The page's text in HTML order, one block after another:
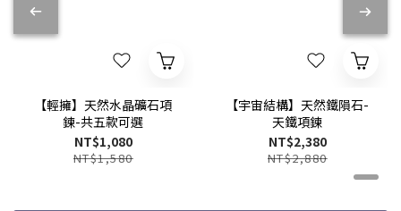
【輕擁】天然水晶礦石項
鍊-共五款可選
NT$1,080
NT$1,580
【宇宙結構】天然鐵隕石-
天鐵項鍊
NT$2,380
NT$2,880